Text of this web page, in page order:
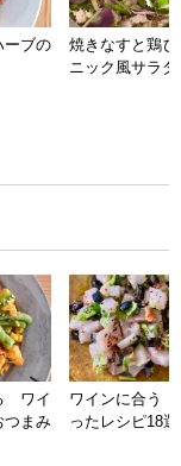
ーブの
焼きなすと鶏
ニック風サラダ
ワイ
つまみ
ワインに合う
ったレシピ18